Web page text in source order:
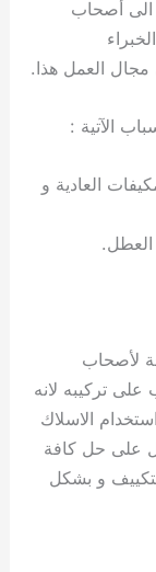
الى أصحاب
مجال العمل هذا.
الآتية :
العادية و
لأصحاب
على تركيبه لانه
الاسلاك
على حل كافة
و بشكل